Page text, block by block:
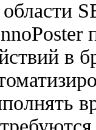
области
в